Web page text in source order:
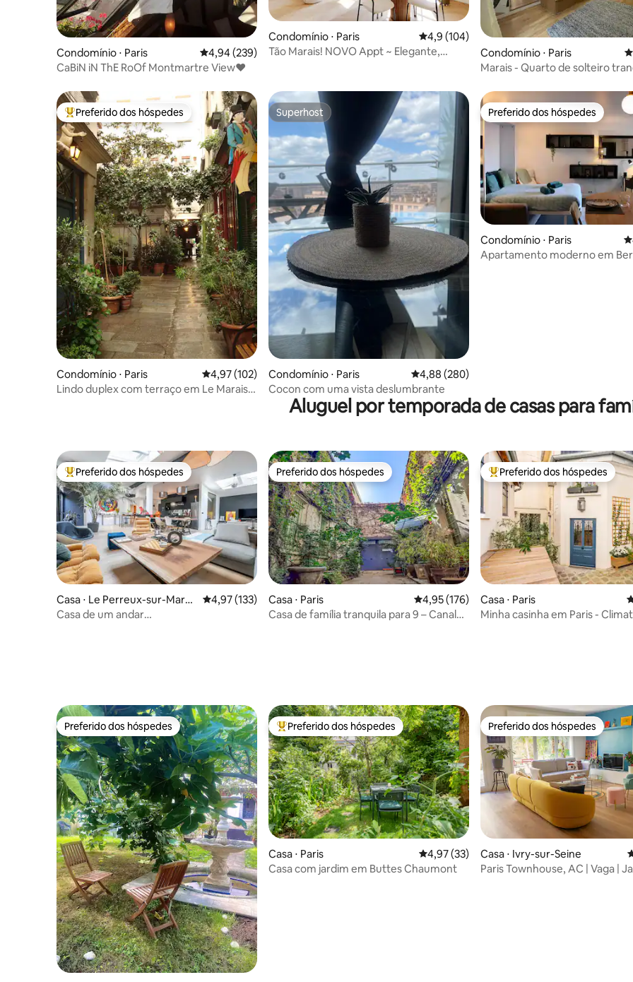
Condomínio ⋅ Paris 4,94 de uma avaliação média de 5, 239 avaliações
4,94 (239)
CaBiN iN ThE RoOf Montmartre View♥
Condomínio ⋅ Paris 4,9 de uma avaliação média de 5, 104
4,9 (104)
Tão Marais! NOVO Appt ~ Elegante,
Condomínio ⋅ Paris
Marais - Quarto de solteiro
Entre os melhores preferidos dos hóspedes
Preferido dos hóspedes
Condomínio ⋅ Paris 4,97 de uma avaliação média de 5, 102 avaliações
4,97 (102)
Lindo duplex com terraço em Le Marais,
Superhost
Superhost
Condomínio ⋅ Paris 4,88 de uma avaliação média de 5, 280
4,88 (280)
Cocon com uma vista deslumbrante
Preferido dos hóspedes
Preferido dos hóspedes
Condomínio ⋅ Paris
Apartamento moderno em
Aluguel por temporada de casas para
Entre os melhores preferidos dos hóspedes
Preferido dos hóspedes
Casa ⋅ Le Perreux-sur-Marn
e
4,97 de uma avaliação média de 5, 133 avaliações
4,97 (133)
Casa de um andar
Preferido dos hóspedes
Preferido dos hóspedes
Casa ⋅ Paris 4,95 de uma avaliação média de 5, 176
4,95 (176)
Casa de família tranquila para 9 – Canal
Entre os melhores preferidos
Preferido dos hóspedes
Casa ⋅ Paris
Minha casinha em Paris -
Preferido dos hóspedes
Preferido dos hóspedes Entre os melhores preferidos dos hóspedes
Preferido dos hóspedes
Casa ⋅ Paris 4,97 de uma avaliação média de 5, 33
4,97 (33)
Casa com jardim em Buttes Chaumont
Preferido dos hóspedes
Preferido dos hóspedes
Casa ⋅ Ivry-sur-Seine
Paris Townhouse, AC | Vaga |